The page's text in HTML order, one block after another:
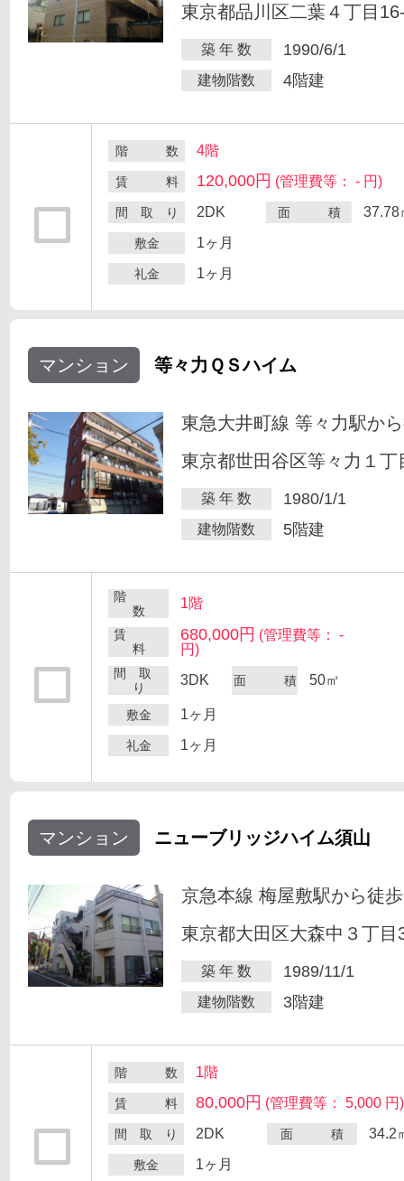
東京都品川区二葉４丁目
築 年 数 1990/6/1
建物階数 4階建
階 数 4階
賃 料 120,000円 (管理費等： - 円)
間 取 り 2DK 面 積 37.78
敷金 1ヶ月
礼金 1ヶ月
マンション 等々力ＱＳハイム
東急大井町線 等々力駅か
東京都世田谷区等々力１丁
築 年 数 1980/1/1
建物階数 5階建
階
数
1階
賃
料
680,000円 (管理費等： -
円)
間 取
り
3DK 面 積 50㎡
敷金 1ヶ月
礼金 1ヶ月
マンション ニューブリッジハイム須山
京急本線 梅屋敷駅から徒
東京都大田区大森中３丁目
築 年 数 1989/11/1
建物階数 3階建
階 数 1階
賃 料 80,000円 (管理費等： 5,000 円)
間 取 り 2DK 面 積 34.2
敷金 1ヶ月